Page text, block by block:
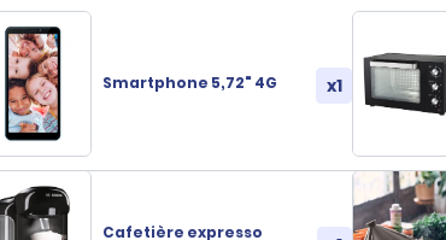
Smartphone 5,72" 4G x1
Cafetière expresso